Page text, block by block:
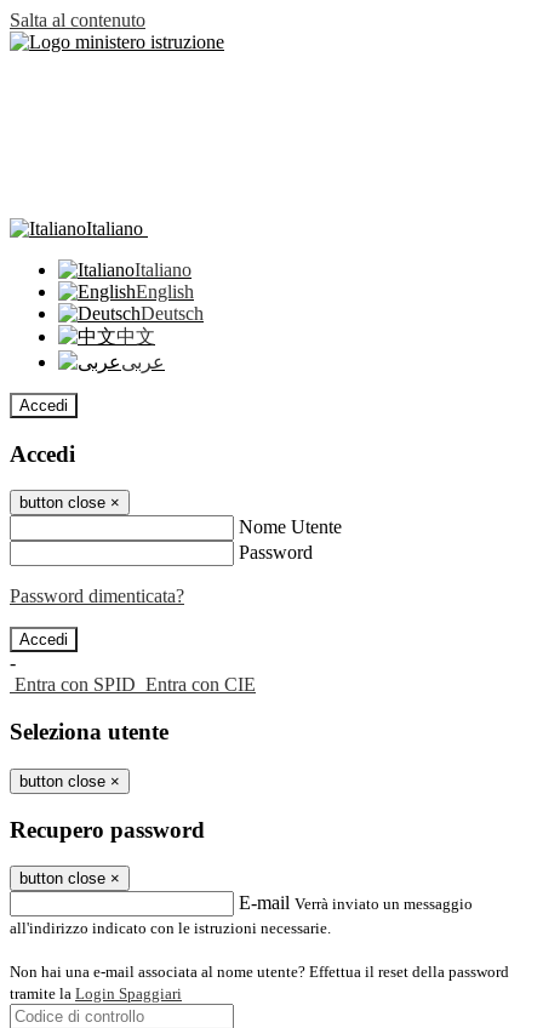
Salta al contenuto
Italiano
Italiano
English
Deutsch
中文
عربى
Accedi
Accedi
button close ×
Nome Utente
Password
Password dimenticata?
-
Entra con SPID Entra con CIE
Seleziona utente
button close ×
Recupero password
button close ×
E-mail Verrà inviato un messaggio
all'indirizzo indicato con le istruzioni necessarie.
Non hai una e-mail associata al nome utente? Effettua il reset della password
tramite la Login Spaggiari